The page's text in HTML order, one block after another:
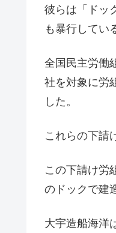
彼らは「ドッ
も暴行してい
全国民主労働
社を対象に労
した。
これらの下請
この下請け労
のドックで建
大宇造船海洋